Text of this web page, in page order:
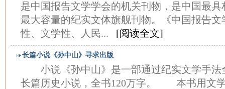
是中国报告文学学会的机关刊物，是中国最
最大容量的纪实文体旗舰刊物。《中国报告
性、文学性、人民... [阅读全文]
长篇小说《孙中山》寻求出版
小说《孙中山》是一部通过纪实文学手法
长篇历史小说，全书120万字。 本书用文